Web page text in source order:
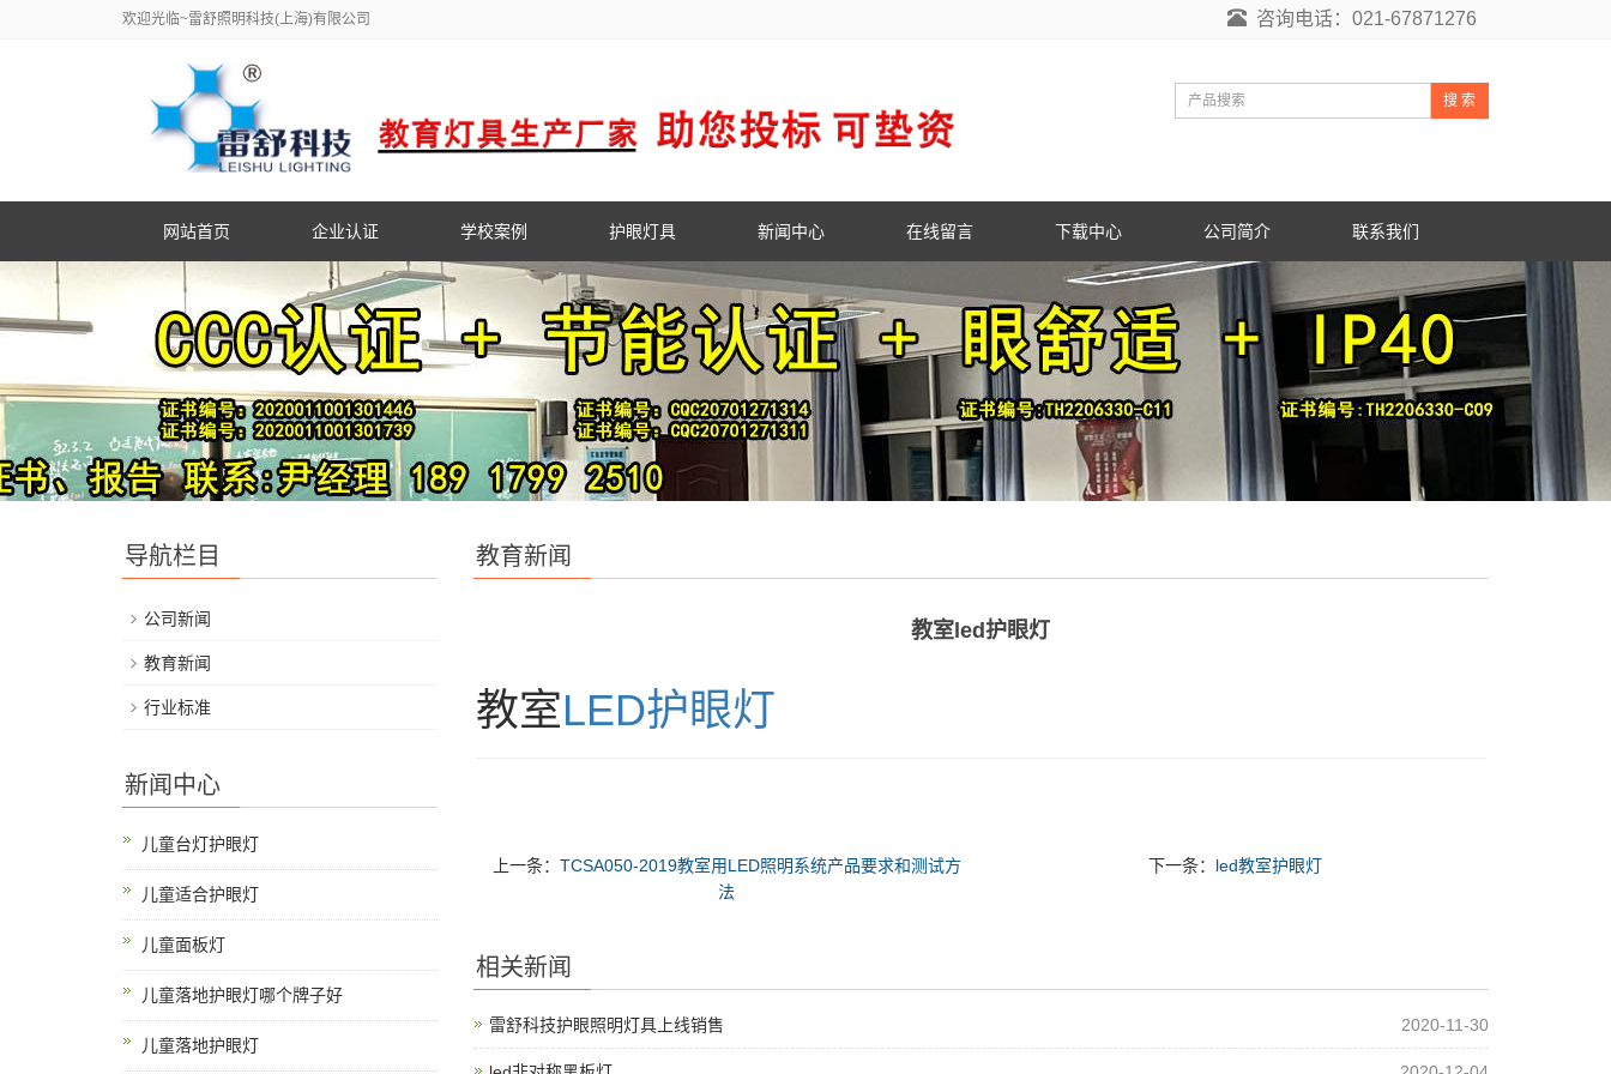
欢迎光临~雷舒照明科技(上海)有限公司 咨询电话：021-67871276
搜 索
网站首页 企业认证 学校案例 护眼灯具 新闻中心 在线留言 下载中心 公司简介 联系我们
教育新闻
教室led护眼灯
教室LED护眼灯
上一条： TCSA050-2019教室用LED照明系统产品要求和测试方
法
下一条： led教室护眼灯
相关新闻
雷舒科技护眼照明灯具上线销售 2020-11-30
导航栏目
公司新闻
教育新闻
行业标准
新闻中心
儿童台灯护眼灯
儿童适合护眼灯
儿童面板灯
儿童落地护眼灯哪个牌子好
儿童落地护眼灯